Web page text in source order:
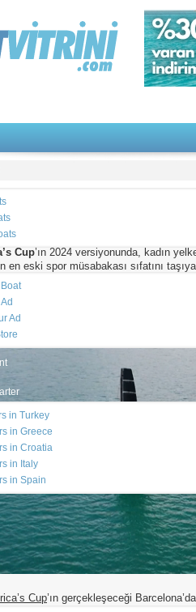
Ad
in Turkey
in Greece
in Croatia
in Italy
in Spain
Kadınlar America’s Cup’da!
Cup’ın 2024 versiyonunda, kadın
en eski spor müsabakası sıfatını
kadın yelkencilerin rekabetinde, 12
Cup’ın gerçekleşeceği Barcelona’da,